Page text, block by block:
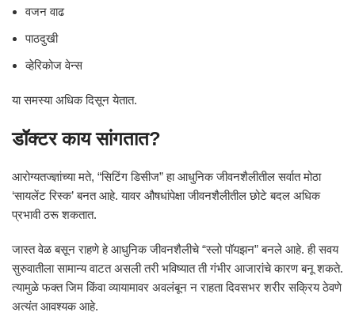
वजन वाढ
पाठदुखी
व्हेरिकोज वेन्स
या समस्या अधिक दिसून येतात.
डॉक्टर काय सांगतात?
आरोग्यतज्ज्ञांच्या मते, “सिटिंग डिसीज” हा आधुनिक जीवनशैलीतील सर्वात मोठा
‘सायलेंट रिस्क’ बनत आहे. यावर औषधांपेक्षा जीवनशैलीतील छोटे बदल अधिक
प्रभावी ठरू शकतात.
जास्त वेळ बसून राहणे हे आधुनिक जीवनशैलीचे “स्लो पॉयझन” बनले आहे. ही सवय
सुरुवातीला सामान्य वाटत असली तरी भविष्यात ती गंभीर आजारांचे कारण बनू शकते.
त्यामुळे फक्त जिम किंवा व्यायामावर अवलंबून न राहता दिवसभर शरीर सक्रिय ठेवणे
अत्यंत आवश्यक आहे.